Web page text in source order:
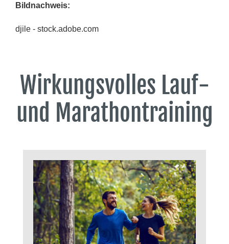
Bildnachweis:
djile - stock.adobe.com
Wirkungsvolles Lauf-
und Marathontraining